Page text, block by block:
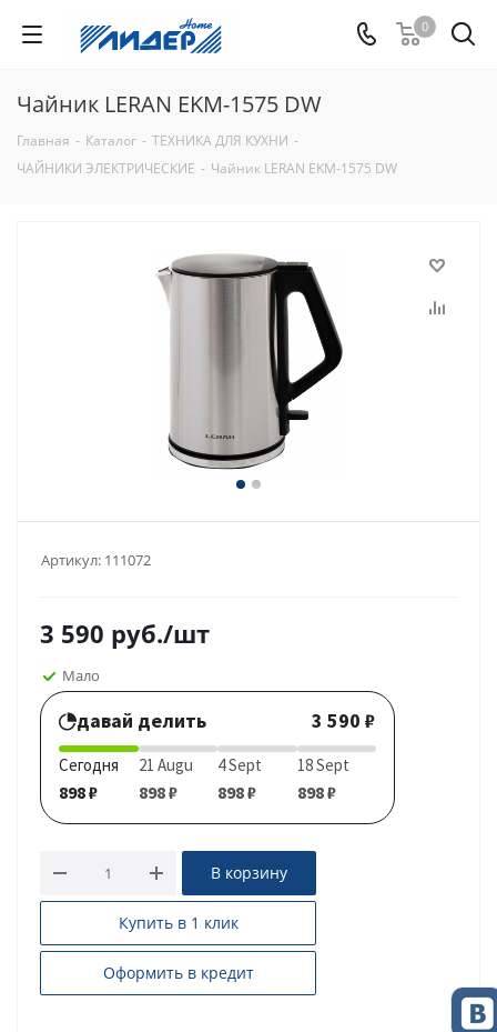
0
Чайник LERAN EKМ-1575 DW
Главная - Каталог - ТЕХНИКА ДЛЯ КУХНИ -
ЧАЙНИКИ ЭЛЕКТРИЧЕСКИЕ - Чайник LERAN EKМ-1575 DW
Артикул: 111072
3 590 руб./шт
Мало
давай делить 3 590 ₽
Сегодня
898 ₽
21 Augu
898 ₽
4 Sept
898 ₽
18 Sept
898 ₽
В корзину
Купить в 1 клик
Оформить в кредит